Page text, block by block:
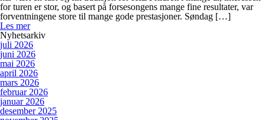
for turen er stor, og basert på forsesongens mange fine resultater, var
forventningene store til mange gode prestasjoner. Søndag […]
Les mer
Nyhetsarkiv
juli 2026
juni 2026
mai 2026
april 2026
mars 2026
februar 2026
januar 2026
desember 2025